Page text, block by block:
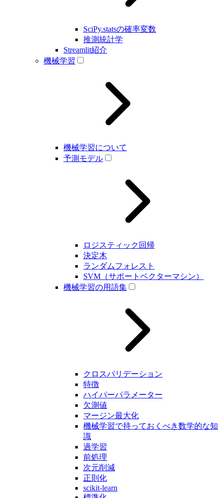
SciPy.statsの確率変数
推測統計学
Streamlit紹介
機械学習
機械学習について
予測モデル
ロジスティック回帰
決定木
ランダムフォレスト
SVM（サポートベクターマシン）
機械学習の用語集
クロスバリデーション
特徴
ハイパーパラメーター
欠測値
マージン最大化
機械学習で持っておくべき数学的な知
識
過学習
前処理
次元削減
正則化
scikit-learn